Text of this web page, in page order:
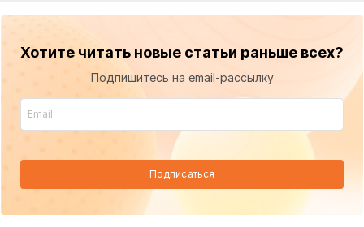
Хотите читать новые статьи раньше всех?
Подпишитесь на email-рассылку
Подписаться